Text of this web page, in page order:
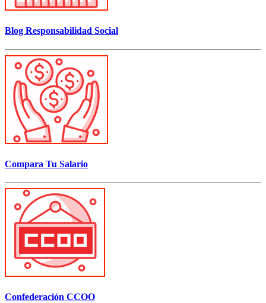
Blog Responsabilidad Social
Compara Tu Salario
Confederación CCOO